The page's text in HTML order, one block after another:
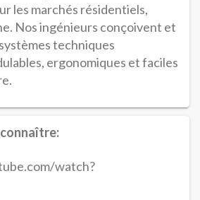
les marchés résidentiels,
Nos ingénieurs conçoivent et
techniques
ergonomiques et faciles
watch?